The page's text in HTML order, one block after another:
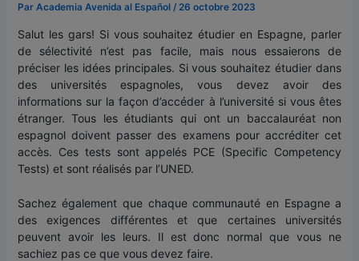
Par Academia Avenida al Español / 26 octobre 2023
Salut les gars! Si vous souhaitez étudier en Espagne, parler
de sélectivité n’est pas facile, mais nous essaierons de
préciser les idées principales. Si vous souhaitez étudier dans
des universités espagnoles, vous devez avoir des
informations sur la façon d’accéder à l’université si vous êtes
étranger. Tous les étudiants qui ont un baccalauréat non
espagnol doivent passer des examens pour accréditer cet
accès. Ces tests sont appelés PCE (Specific Competency
Tests) et sont réalisés par l’UNED.
Sachez également que chaque communauté en Espagne a
des exigences différentes et que certaines universités
peuvent avoir les leurs. Il est donc normal que vous ne
sachiez pas ce que vous devez faire.